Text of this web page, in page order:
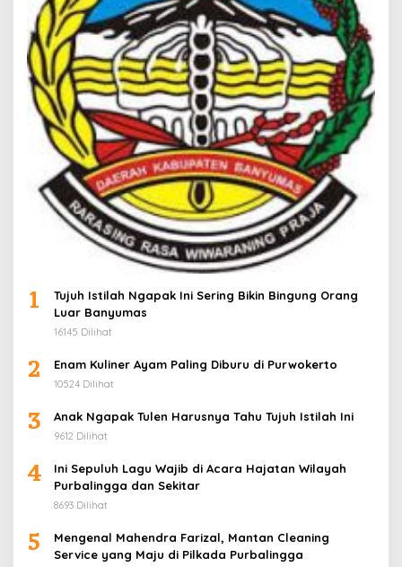
1
Tujuh Istilah Ngapak Ini Sering Bikin Bingung Orang
Luar Banyumas
16145 Dilihat
2 Enam Kuliner Ayam Paling Diburu di Purwokerto
10524 Dilihat
3 Anak Ngapak Tulen Harusnya Tahu Tujuh Istilah Ini
9612 Dilihat
4
Ini Sepuluh Lagu Wajib di Acara Hajatan Wilayah
Purbalingga dan Sekitar
8693 Dilihat
5
Mengenal Mahendra Farizal, Mantan Cleaning
Service yang Maju di Pilkada Purbalingga